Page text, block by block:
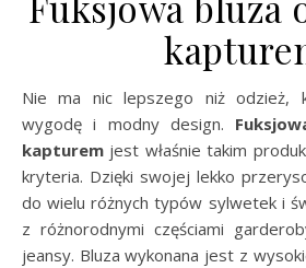
Nie ma nic lepszego niż odzież, która łączy w sobie
wygodę i modny design.
kapturem jest właśnie takim
kryteria. Dzięki swojej lekko
do wielu różnych typów sylwetek i
z różnorodnymi częściami
jeansy. Bluza wykonana jest z